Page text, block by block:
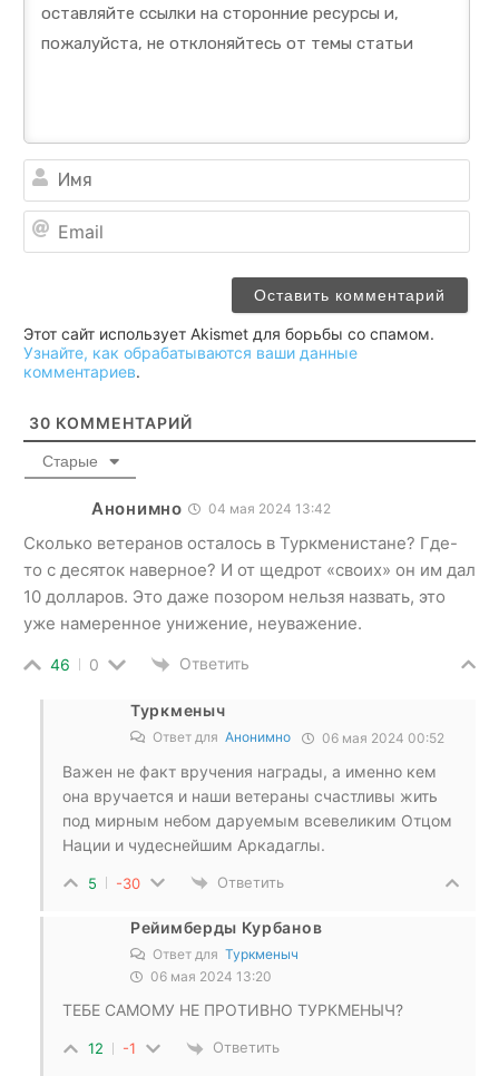
Этот сайт использует Akismet для борьбы со спамом.
Узнайте, как обрабатываются ваши данные
комментариев.
30 КОММЕНТАРИЙ
Старые
Анонимно 04 мая 2024 13:42
Сколько ветеранов осталось в Туркменистане? Где-
то с десяток наверное? И от щедрот «своих» он им дал
10 долларов. Это даже позором нельзя назвать, это
уже намеренное унижение, неуважение.
46 0 Ответить
Туркменыч
Ответ для Анонимно 06 мая 2024 00:52
Важен не факт вручения награды, а именно кем
она вручается и наши ветераны счастливы жить
под мирным небом даруемым всевеликим Отцом
Нации и чудеснейшим Аркадаглы.
5 -30 Ответить
Рейимберды Курбанов
Ответ для Туркменыч
06 мая 2024 13:20
ТЕБЕ САМОМУ НЕ ПРОТИВНО ТУРКМЕНЫЧ?
12 -1 Ответить